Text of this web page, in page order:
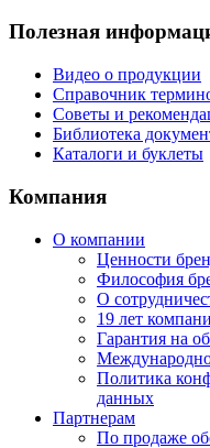
Полезная
Видео о продукции
Справочник
Советы и
Библиотека
Каталоги и буклеты
Компания
О компании
Ценности
Философия
О
19 лет
Гарантия на
Политика
данных
Партнерам
По продаже